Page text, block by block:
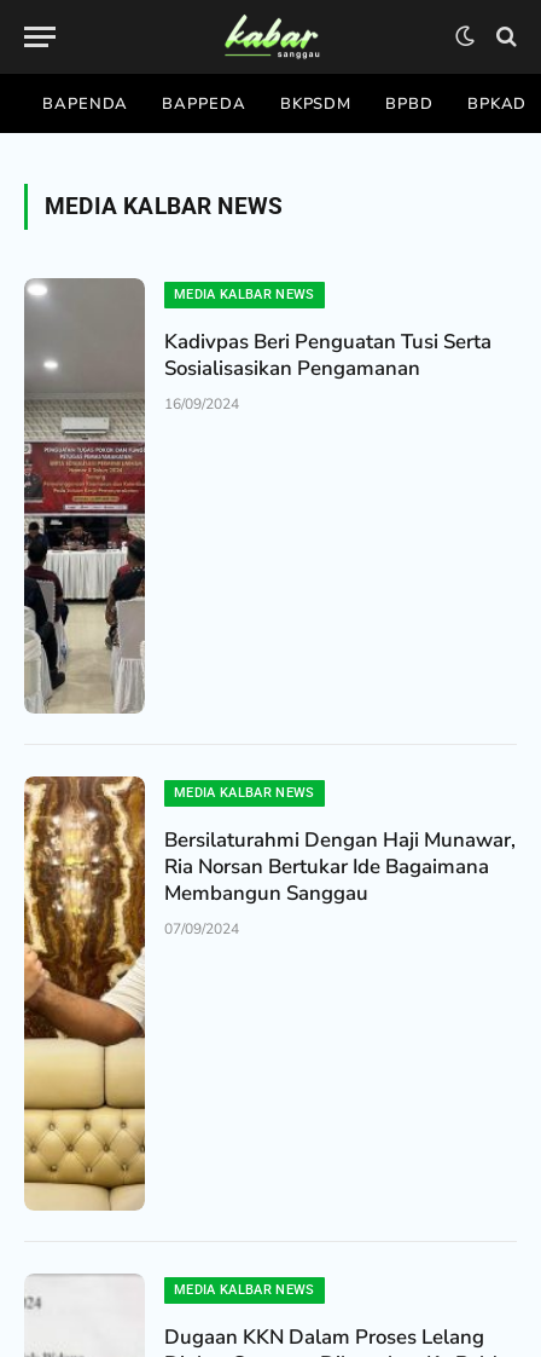
BAPENDA BAPPEDA BKPSDM BPBD BPKAD
MEDIA KALBAR NEWS
MEDIA KALBAR NEWS
Kadivpas Beri Penguatan Tusi Serta
Sosialisasikan Pengamanan
16/09/2024
MEDIA KALBAR NEWS
Bersilaturahmi Dengan Haji Munawar,
Ria Norsan Bertukar Ide Bagaimana
Membangun Sanggau
07/09/2024
MEDIA KALBAR NEWS
Dugaan KKN Dalam Proses Lelang